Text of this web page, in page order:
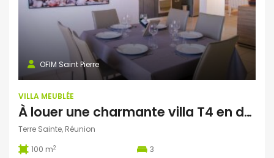
OFIM Saint Pierre
VILLA MEUBLÉE
À louer une charmante villa T4 en duplex meublée d’environ 100 m2 située dans le quartier très recherché des Pêcheurs à Terre Sainte Réunion
Terre Sainte, Réunion
100 m2
3